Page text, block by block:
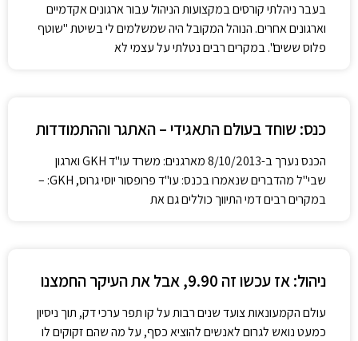
בעבר ניהלתי קורסים במקצועות הניהול עבור ארגונים אקדמיים
וארגונים אחרים. הנוהל המקובל היה שמשלמים לי בשיטת "שוטף
פלוס ששים". במקרים רבים נטלתי על עצמי לא
כנס: שוחד בעולם התאגידי – האתגר וההתמודדות
הכנס נערך ב-8/10/2013 מארגנים: משרד עו"ד GKH וארגון
שבי"ל מהדברים שנאמרו בכנס: עו"ד פרופסור יוסי גרוס, GKH: –
במקרים רבים דמי התיווך כוללים גם את
ניהול: אז עכשו זה 9.90, אבל את העיקר החמצנו
עולם הקמעונאות צועד שנים רבות על קו תפר ערכי דק, תוך ניסיון
כמעט נואש לגרום לאנשים להוציא כסף, על מה שהם זקוקים לו